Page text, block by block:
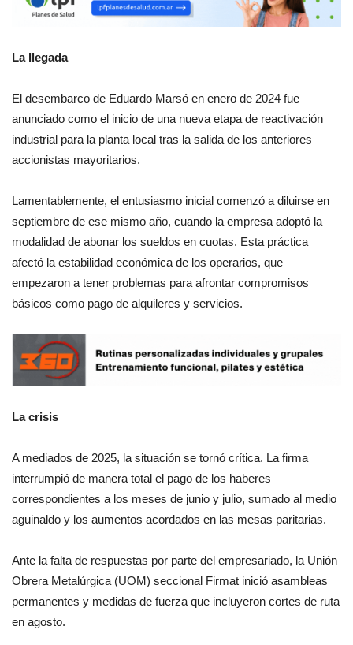
La llegada
El desembarco de Eduardo Marsó en enero de 2024 fue
anunciado como el inicio de una nueva etapa de reactivación
industrial para la planta local tras la salida de los anteriores
accionistas mayoritarios.
Lamentablemente, el entusiasmo inicial comenzó a diluirse en
septiembre de ese mismo año, cuando la empresa adoptó la
modalidad de abonar los sueldos en cuotas. Esta práctica
afectó la estabilidad económica de los operarios, que
empezaron a tener problemas para afrontar compromisos
básicos como pago de alquileres y servicios.
La crisis
A mediados de 2025, la situación se tornó crítica. La firma
interrumpió de manera total el pago de los haberes
correspondientes a los meses de junio y julio, sumado al medio
aguinaldo y los aumentos acordados en las mesas paritarias.
Ante la falta de respuestas por parte del empresariado, la Unión
Obrera Metalúrgica (UOM) seccional Firmat inició asambleas
permanentes y medidas de fuerza que incluyeron cortes de ruta
en agosto.